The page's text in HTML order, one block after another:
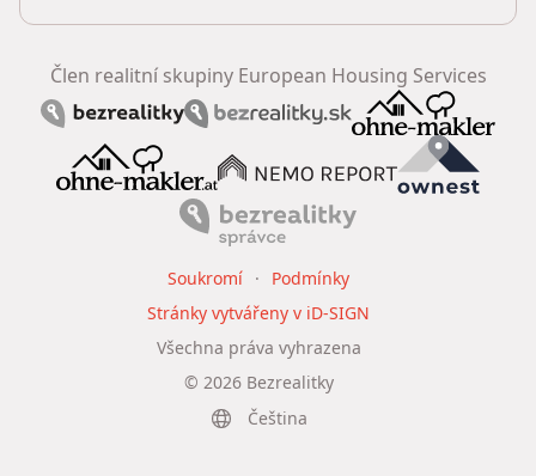
Člen realitní skupiny European Housing Services
© 2026Bezrealitky
Všechna práva vyhrazena
Soukromí
Podmínky
Stránky vytvářeny v iD-SIGN
Čeština